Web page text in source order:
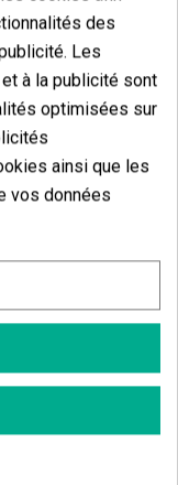
0.00%
des
Les
à la publicité sont
optimisées sur
ainsi que les
vos données